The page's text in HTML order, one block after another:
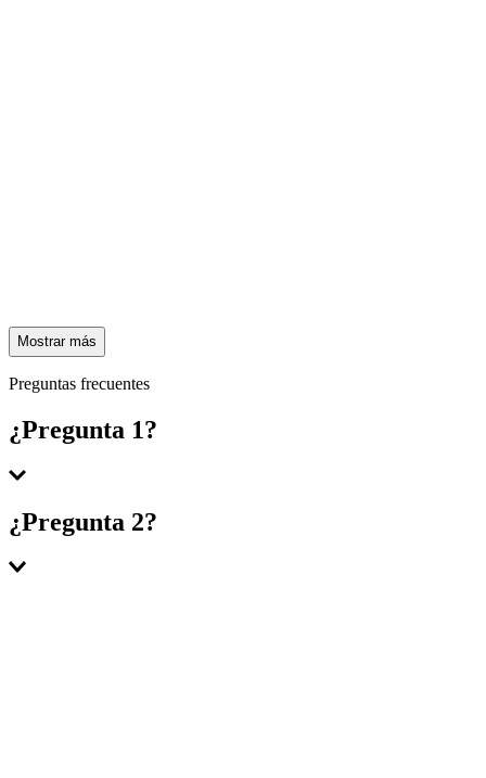
Mostrar más
Preguntas frecuentes
¿Pregunta 1?
Respuesta 1
¿Pregunta 2?